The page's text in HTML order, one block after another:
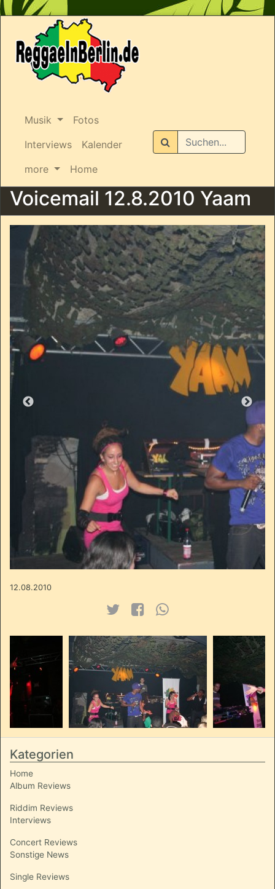
Musik
Fotos
Interviews
Kalender
more
Home
Suchen
Voicemail 12.8.2010 Yaam
12.08.2010
Kategorien
Home
Album Reviews
Riddim Reviews
Interviews
Concert Reviews
Sonstige News
Single Reviews